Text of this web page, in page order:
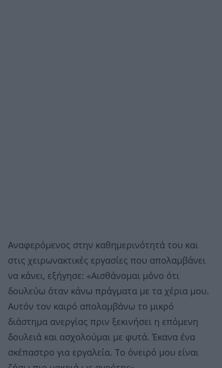
Αναφερόμενος στην καθημερινότητά του και
στις χειρωνακτικές εργασίες που απολαμβάνει
να κάνει, εξήγησε: «Αισθάνομαι μόνο ότι
δουλεύω όταν κάνω πράγματα με τα χέρια μου.
Αυτόν τον καιρό απολαμβάνω το μικρό
διάστημα ανεργίας πριν ξεκινήσει η επόμενη
δουλειά και ασχολούμαι με φυτά. Έκανα ένα
σκέπαστρο για εργαλεία. Το όνειρό μου είναι